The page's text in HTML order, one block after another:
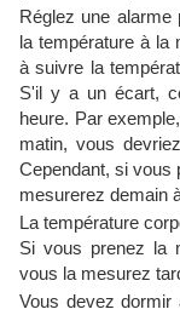
Réglez une
la température à la
à suivre la
S'il y a un écart,
heure. Par
matin, vous
Cependant, si vous
mesurerez demain
La température
Si vous prenez la
vous la mesurez
Vous devez